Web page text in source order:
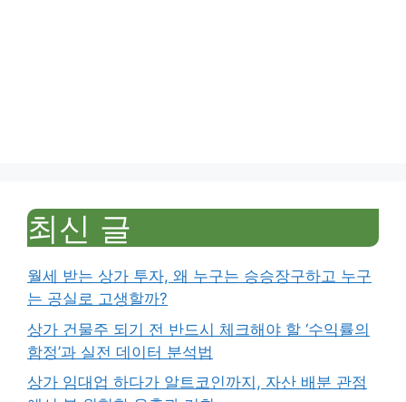
최신 글
월세 받는 상가 투자, 왜 누구는 승승장구하고 누구
는 공실로 고생할까?
상가 건물주 되기 전 반드시 체크해야 할 ‘수익률의
함정’과 실전 데이터 분석법
상가 임대업 하다가 알트코인까지, 자산 배분 관점